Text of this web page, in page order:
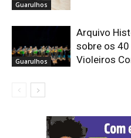
Guarulhos
Guarulhos
Arquivo
sobre os
Violeiros